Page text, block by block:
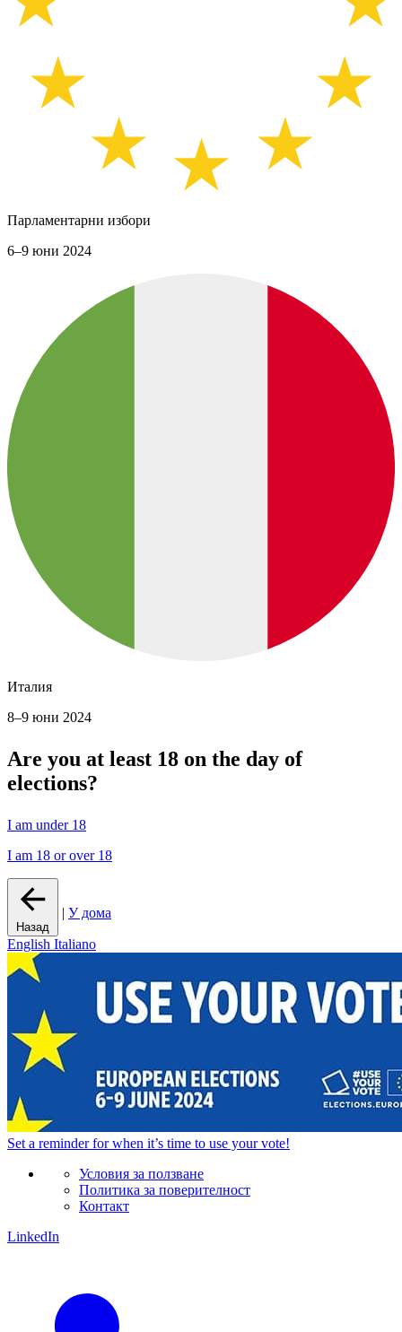
Парламентарни избори
6–9 юни 2024
Италия
8–9 юни 2024
Are you at least 18 on the day of
elections?
I am under 18
I am 18 or over 18
Назад
| У дома
English Italiano
Set a reminderfor when it’s time to use your vote!
Условия за ползване
Политика за поверителност
Контакт
LinkedIn